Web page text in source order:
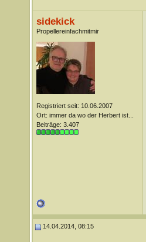
sidekick
Propellereinfachmitmir
Registriert seit: 10.06.2007
Ort: immer da wo der Herbert ist...
Beiträge: 3.407
14.04.2014, 08:15